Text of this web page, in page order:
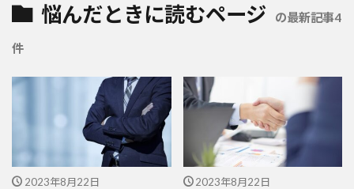
悩んだときに読むページ の最新記事4
件
2023年8月22日 2023年8月22日